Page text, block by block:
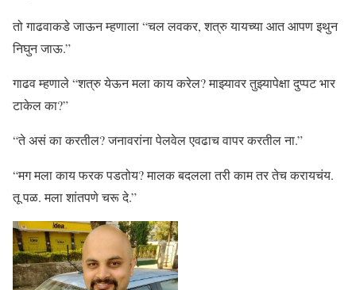
तो गाढवाकडे जाऊन म्हणाला “चल लवकर, शत्रु यायच्या आत आपण इथुन
निघुन जाऊ.”
गाढव म्हणाले “शत्रु येऊन मला काय करेल? माझ्यावर तुझ्यापेक्षा दुप्पट भार
टाकेल का?”
“ते असं का करतील? जनावरांना पेलवेल एवढाच वापर करतील ना.”
“मग मला काय फरक पडतोय? मालक बदलला तरी काम तर तेच करायचंय.
तू पळ. मला शांतपणे चरू दे.”